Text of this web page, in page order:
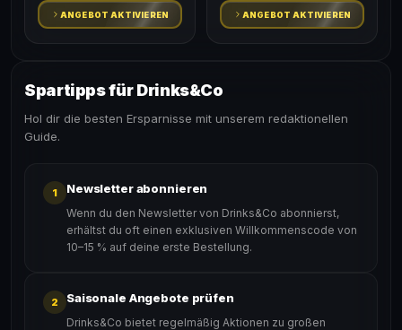
ANGEBOT AKTIVIEREN ANGEBOT AKTIVIEREN
Spartipps für Drinks&Co
Hol dir die besten Ersparnisse mit unserem redaktionellen
Guide.
1 Newsletter abonnieren
Wenn du den Newsletter von Drinks&Co abonnierst,
erhältst du oft einen exklusiven Willkommenscode von
10–15 % auf deine erste Bestellung.
2 Saisonale Angebote prüfen
Drinks&Co bietet regelmäßig Aktionen zu großen